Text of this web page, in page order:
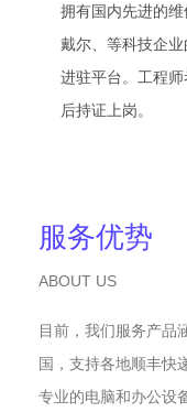
拥有国内先进的维
戴尔、等科技企
进驻平台。工程
后持证上岗。
服务优势
ABOUT US
目前，我们服务产品
国，支持各地顺丰快
专业的电脑和办公设